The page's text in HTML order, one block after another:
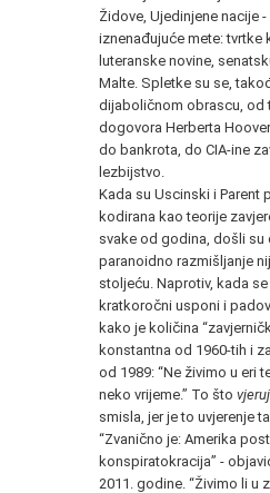
Židove, Ujedinjene nacije
iznenađujuće mete: tvrtke
luteranske novine,
Malte. Spletke su se,
dijaboličnom obrascu, od
dogovora Herberta
do bankrota, do CIA-ine
lezbijstvo.
Kada su Uscinski i Parent
kodirana kao teorije
svake od godina, došli su
paranoidno razmišljanje
stoljeću. Naprotiv, kada
kratkoročni usponi i
kako je količina
konstantna od 1960-tih i
od 1989: “Ne živimo u eri
neko vrijeme.” To što
smisla, jer je to uvjerenje
“Zvanično je: Amerika
konspiratokracija” -
2011. godine. “Živimo li u